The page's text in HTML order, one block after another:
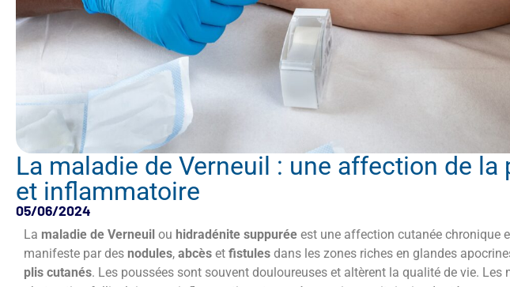
La maladie de Verneuil : une affection de la
et inflammatoire
05/06/2024
La maladie de Verneuil ou hidradénite suppurée est une affection cutanée chronique
manifeste par des nodules, abcès et fistules dans les zones riches en glandes
plis cutanés. Les poussées sont souvent douloureuses et altèrent la qualité de vie.